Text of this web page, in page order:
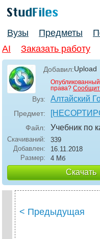
Вузы Предметы
AI
Заказать работу
Добавил:Upload
права?
Вуз: Алтайский
Предмет:
Файл: Учебник по
Скачиваний:
339
Добавлен:
16.11.2018
Размер:
4 Мб
Скачать
< Предыдущая